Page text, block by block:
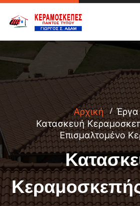
Αρχική
Έργα
Κατασκευή
Επισμαλτομένο